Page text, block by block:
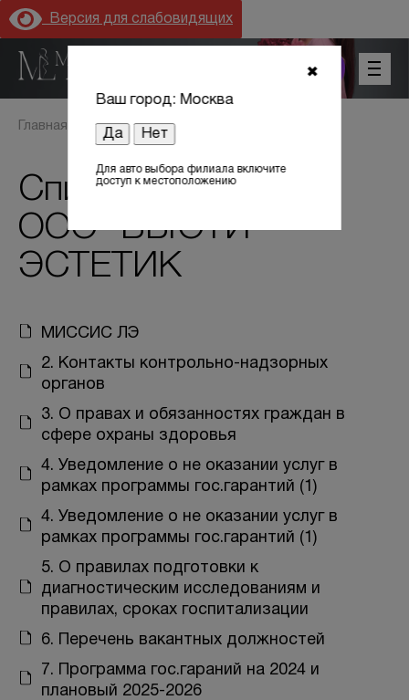
Версия для слабовидящих
Цены
Акции
Отзывы
Вопрос-ответ
Лицензии
Контакты
+7 (800) 301 17 54
5,0
Главная Документы Тверь
Список документов
ООО "БЬЮТИ
ЭСТЕТИК
МИССИС ЛЭ
2. Контакты контрольно-надзорных
органов
3. О правах и обязанностях граждан в
сфере охраны здоровья
4. Уведомление о не оказании услуг в
рамках программы гос.гарантий (1)
4. Уведомление о не оказании услуг в
рамках программы гос.гарантий (1)
5. О правилах подготовки к
диагностическим исследованиям и
правилах, сроках госпитализации
6. Перечень вакантных должностей
7. Программа гос.гараний на 2024 и
плановый 2025-2026
✖
Ваш город: Москва
Да Нет
Для авто выбора филиала включите
доступ к местоположению